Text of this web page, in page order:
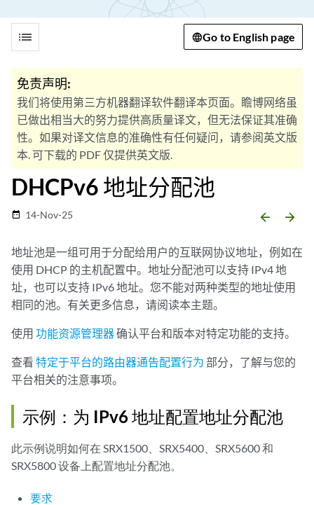
list Go to English page
免责声明:
我们将使用第三方机器翻译软件翻译本页面。瞻博网络虽
已做出相当大的努力提供高质量译文，但无法保证其准确
性。如果对译文信息的准确性有任何疑问，请参阅英文版
本. 可下载的 PDF 仅提供英文版.
DHCPv6 地址分配池
date_range 14-Nov-25 arrow_backward arrow_forward
地址池是一组可用于分配给用户的互联网协议地址，例如在
使用 DHCP 的主机配置中。地址分配池可以支持 IPv4 地
址，也可以支持 IPv6 地址。您不能对两种类型的地址使用
相同的池。有关更多信息，请阅读本主题。
使用 功能资源管理器确认平台和版本对特定功能的支持。
查看 特定于平台的路由器通告配置行为 部分，了解与您的
平台相关的注意事项。
示例：为 IPv6 地址配置地址分配池
此示例说明如何在 SRX1500、SRX5400、SRX5600 和
SRX5800 设备上配置地址分配池。
要求